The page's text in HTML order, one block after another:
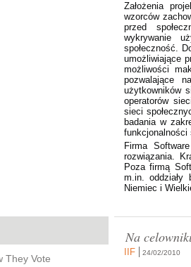
Założenia
wzorców
przed
wykrywanie
społeczność.
umożliwiające
możliwości
pozwalające
użytkowników
operatorów
sieci
badania w
funkcjonalności
Firma
rozwiązania.
Poza firmą
m.in. oddziały
Niemiec i
They Vote
Na
IIF 24/02/2010